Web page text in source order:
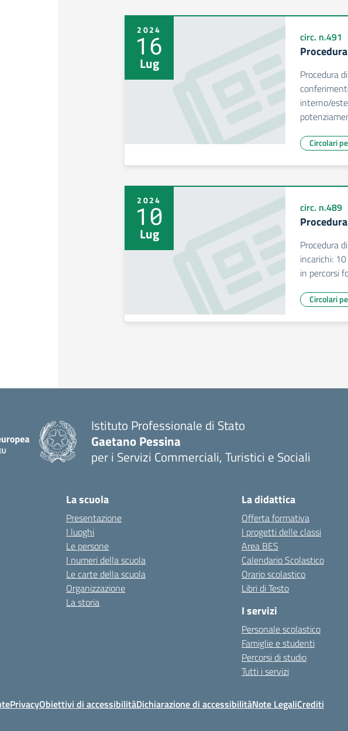
2024
16
Lug
circ. n.491
Procedura
interno/
Circolari
2024
10
Lug
circ. n.489
Procedura
incarichi:
in percorsi
Circolari
Istituto Professionale di Stato
Gaetano Pessina
per i Servizi Commerciali, Turistici e Sociali
La scuola
Presentazione
I luoghi
Le persone
I numeri della scuola
Le carte della scuola
Organizzazione
La storia
La didattica
Offerta formativa
I progetti delle classi
Area BES
Calendario Scolastico
Orario scolastico
Libri di Testo
I servizi
Personale scolastico
Famiglie e studenti
Percorsi di studio
Tutti i servizi
PrivacyObiettivi di accessibilitàDichiarazione di accessibilitàNote LegaliCrediti